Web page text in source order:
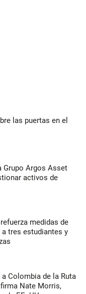
las puertas en el
Grupo Argos Asset
activos de
medidas de
tres estudiantes y
Colombia de la Ruta
Nate Morris,